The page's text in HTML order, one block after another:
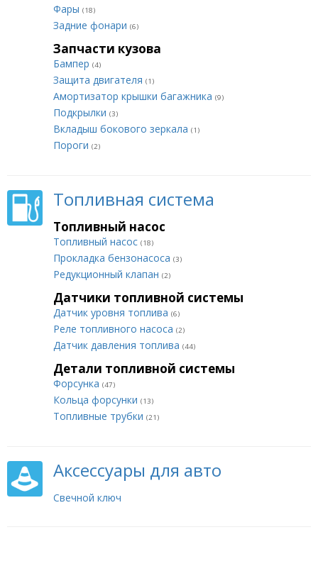
Фары (18)
Задние фонари (6)
Запчасти кузова
Бампер (4)
Защита двигателя (1)
Амортизатор крышки багажника (9)
Подкрылки (3)
Вкладыш бокового зеркала (1)
Пороги (2)
Топливная система
Топливный насос
Топливный насос (18)
Прокладка бензонасоса (3)
Редукционный клапан (2)
Датчики топливной системы
Датчик уровня топлива (6)
Реле топливного насоса (2)
Датчик давления топлива (44)
Детали топливной системы
Форсунка (47)
Кольца форсунки (13)
Топливные трубки (21)
Аксессуары для авто
Свечной ключ